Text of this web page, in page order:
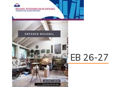
EB 26-27